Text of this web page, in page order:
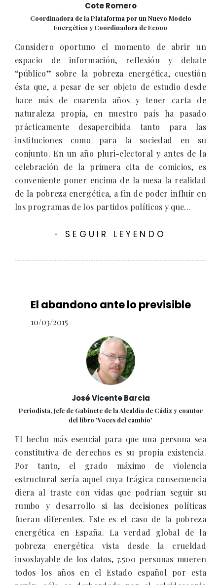
Cote Romero
Coordinadora de la Plataforma por un Nuevo Modelo
Energético y Coordinadora de Ecooo
Considero oportuno el momento de abrir un
espacio de información, reflexión y debate
“público” sobre la pobreza energética, cuestión
ésta que, a pesar de ser objeto de estudio desde
hace más de cuarenta años y tener carta de
naturaleza propia, en nuestro país ha pasado
prácticamente desapercibida tanto para las
instituciones como para la sociedad en su
conjunto. En un año pluri-electoral y antes de la
celebración de la primera cita de comicios, es
conveniente poner encima de la mesa la realidad
de la pobreza energética, a fin de poder influir en
los programas de los partidos políticos y que...
- SEGUIR LEYENDO
El abandono ante lo previsible
10/03/2015
José Vicente Barcia
Periodista, Jefe de Gabinete de la Alcaldía de Cádiz y coautor
del libro 'Voces del cambio'
El hecho más esencial para que una persona sea
constitutiva de derechos es su propia existencia.
Por tanto, el grado máximo de violencia
estructural sería aquel cuya trágica consecuencia
diera al traste con vidas que podrían seguir su
rumbo y desarrollo si las decisiones políticas
fueran diferentes. Este es el caso de la pobreza
energética en España. La verdad global de la
pobreza energética vista desde la crueldad
insoslayable de los datos, 7.500 personas mueren
todos los años en el Estado español por esta